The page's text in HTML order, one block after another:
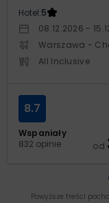
Hotel:5
08.12.2026 -
Warszawa -
All Inclusive
Wspaniały
832 opinie
8.7
od
Powyższe treści